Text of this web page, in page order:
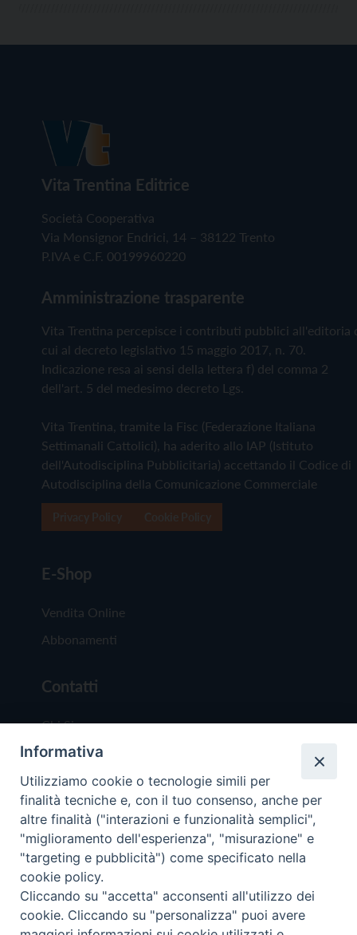
Vita Trentina Editrice
Società Cooperativa
Via Monsignor Endrici, 14 – 38122 Trento
P.IVA e C.F. 00199960220
Amministrazione trasparente
Vita Trentina percepisce i contributi pubblici all'editoria
cui al decreto legislativo 15 maggio 2017, n. 70.
Indicazione resa ai sensi della lettera f) del comma 2
dell'art. 5 del medesimo decreto Lgs.
Vita Trentina, tramite la Fisc (Federazione Italiana
Settimanali Cattolici), ha aderito allo IAP (Istituto
dell'Autodisciplina Pubblicitaria) accettando il Codice di
Autodisciplina della Comunicazione Commerciale
E-Shop
Vendita Online
Abbonamenti
Contatti
Chi Siamo
Redazione
Scrivici
Copyright © 2019 - Tutti i diritti riservati - Vita
Trentina Editrice
Informativa
Utilizziamo cookie o tecnologie simili per
finalità tecniche e, con il tuo consenso, anche per
altre finalità ("interazioni e funzionalità semplici",
"miglioramento dell'esperienza", "misurazione" e
"targeting e pubblicità") come specificato nella
cookie policy.
Cliccando su "accetta" acconsenti all'utilizzo dei
cookie. Cliccando su "personalizza" puoi avere